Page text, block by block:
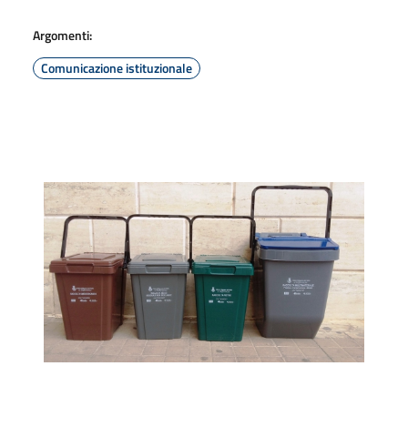
Argomenti:
Comunicazione istituzionale